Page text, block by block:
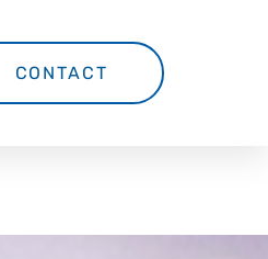
CONTACT